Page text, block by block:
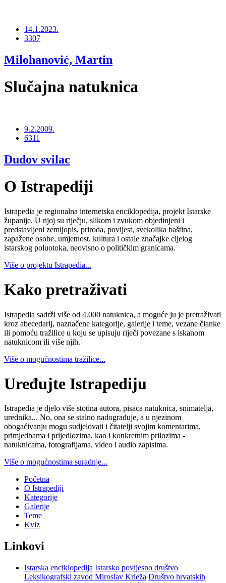
14.1.2023.
3307
Milohanović, Martin
Slučajna natuknica
9.2.2009.
6311
Dudov svilac
O Istrapediji
Istrapedia je regionalna internetska enciklopedija, projekt Istarske
županije. U njoj su riječju, slikom i zvukom objedinjeni i
predstavljeni zemljopis, priroda, povijest, svekolika baština,
zapažene osobe, umjetnost, kultura i ostale značajke cijelog
istarskog poluotoka, neovisno o političkim granicama.
Više o projektu Istrapedia...
Kako pretraživati
Istrapedia sadrži više od 4.000 natuknica, a moguće ju je pretraživati
kroz abecedarij, naznačene kategorije, galerije i teme, vezane članke
ili pomoću tražilice u koju se upisuju riječi povezane s iskanom
natuknicom ili više njih.
Više o mogućnostima tražilice...
Uređujte Istrapediju
Istrapedia je djelo više stotina autora, pisaca natuknica, snimatelja,
urednika... No, ona se stalno nadograđuje, a u njezinom
obogaćivanju mogu sudjelovati i čitatelji svojim komentarima,
primjedbama i prijedlozima, kao i konkretnim prilozima -
natuknicama, fotografijama, video i audio zapisima.
Više o mogućnostima suradnje...
Početna
O Istrapediji
Kategorije
Galerije
Teme
Kviz
Linkovi
Istarska enciklopedija Istarsko povijesno društvo
Leksikografski zavod Miroslav Krleža Društvo hrvatskih